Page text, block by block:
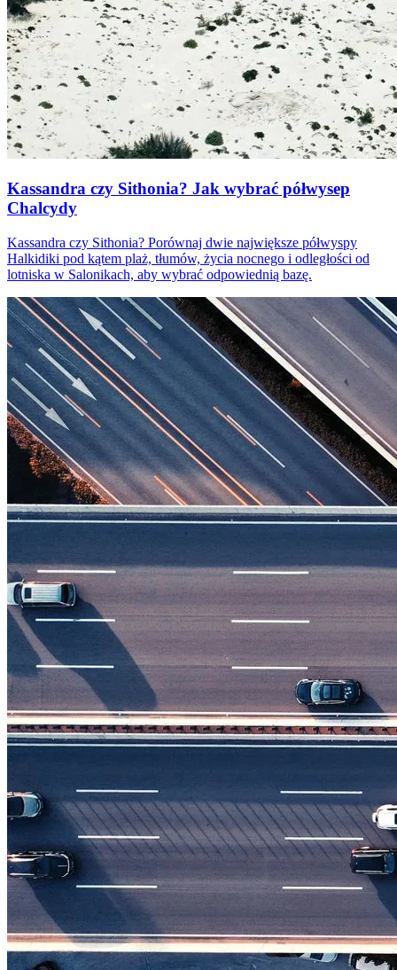
Kassandra czy Sithonia? Jak wybrać półwysep
Chalcydy
Kassandra czy Sithonia? Porównaj dwie największe półwyspy
Halkidiki pod kątem plaż, tłumów, życia nocnego i odległości od
lotniska w Salonikach, aby wybrać odpowiednią bazę.